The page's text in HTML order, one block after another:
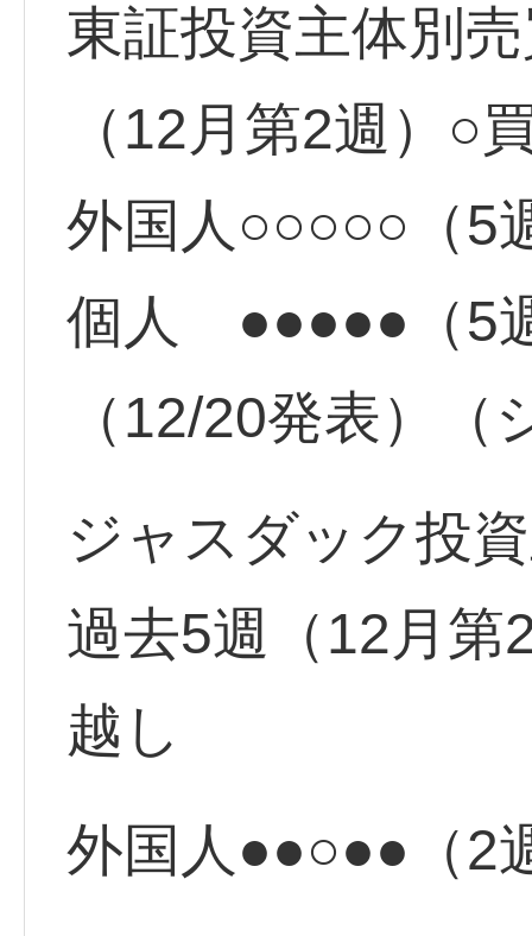
東証投資主体別
（12月第2週）○
外国人○○○○○（5
個人 ●●●●●（5
（12/20発表）
ジャスダック投
過去5週（12月第
越し
外国人●●○●●（2